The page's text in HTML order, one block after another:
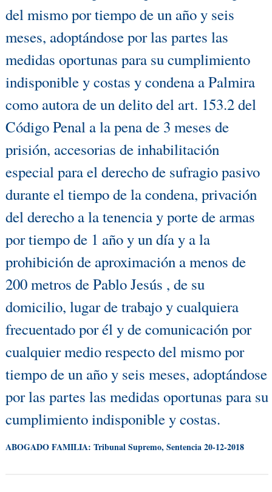
del mismo por tiempo de un año y seis
meses, adoptándose por las partes las
medidas oportunas para su cumplimiento
indisponible y costas y condena a Palmira
como autora de un delito del art. 153.2 del
Código Penal a la pena de 3 meses de
prisión, accesorias de inhabilitación
especial para el derecho de sufragio pasivo
durante el tiempo de la condena, privación
del derecho a la tenencia y porte de armas
por tiempo de 1 año y un día y a la
prohibición de aproximación a menos de
200 metros de Pablo Jesús , de su
domicilio, lugar de trabajo y cualquiera
frecuentado por él y de comunicación por
cualquier medio respecto del mismo por
tiempo de un año y seis meses, adoptándose
por las partes las medidas oportunas para su
cumplimiento indisponible y costas.
ABOGADO FAMILIA: Tribunal Supremo, Sentencia 20-12-2018